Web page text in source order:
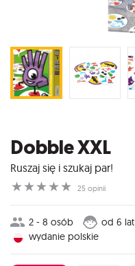
Dobble XXL
Ruszaj się i szukaj par!
☆
☆
☆
☆
☆ 25 opinii
2 - 8 osób od 6 lat
wydanie polskie